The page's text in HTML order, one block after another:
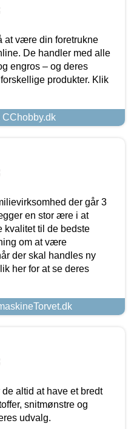
at være din foretrukne
De handler med alle
engros – og deres
produkter. Klik
der går 3
en stor ære i at
til de bedste
om at være
der skal handles ny
her for at se deres
altid at have et bredt
snitmønstre og
udvalg.